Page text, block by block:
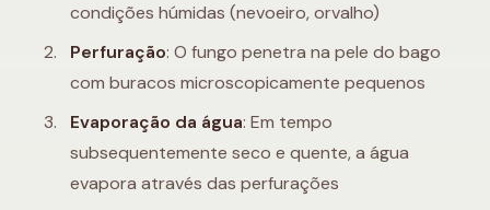
condições húmidas (nevoeiro, orvalho)
Perfuração: O fungo penetra na pele do bago
com buracos microscopicamente pequenos
Evaporação da água: Em tempo
subsequentemente seco e quente, a água
evapora através das perfurações